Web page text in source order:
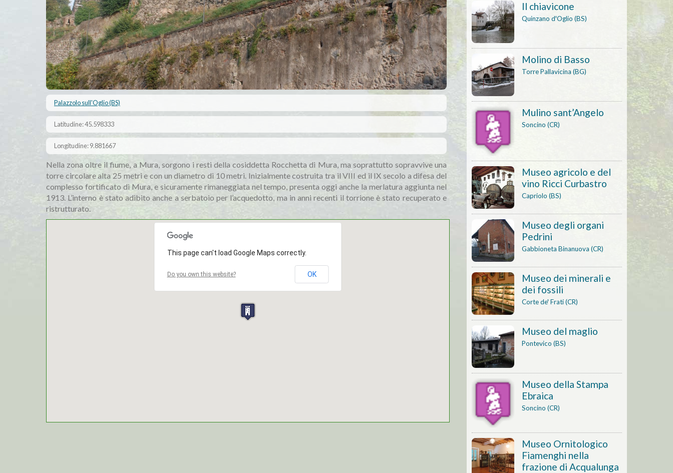
Palazzolo sull'Oglio (BS)
Latitudine: 45.598333
Longitudine: 9.881667
Nella zona oltre il fiume, a Mura, sorgono i resti della cosiddetta Rocchetta di Mura, ma soprattutto sopravvive una
torre circolare alta 25 metri e con un diametro di 10 metri. Inizialmente costruita tra il VIII ed il IX secolo a difesa del
complesso fortificato di Mura, e sicuramente rimaneggiata nel tempo, presenta oggi anche la merlatura aggiunta nel
1913. L’interno è stato adibito anche a serbatoio per l’acquedotto, ma in anni recenti il torrione è stato recuperato e
ristrutturato.
This page can't load Google Maps correctly.
Do you own this website? OK
Il chiavicone
Quinzano d'Oglio (BS)
Molino di Basso
Torre Pallavicina (BG)
Mulino sant’Angelo
Soncino (CR)
Museo agricolo e del
vino Ricci Curbastro
Capriolo (BS)
Museo degli organi
Pedrini
Gabbioneta Binanuova (CR)
Museo dei minerali e
dei fossili
Corte de' Frati (CR)
Museo del maglio
Pontevico (BS)
Museo della Stampa
Ebraica
Soncino (CR)
Museo Ornitologico
Fiamenghi nella
frazione di Acqualunga